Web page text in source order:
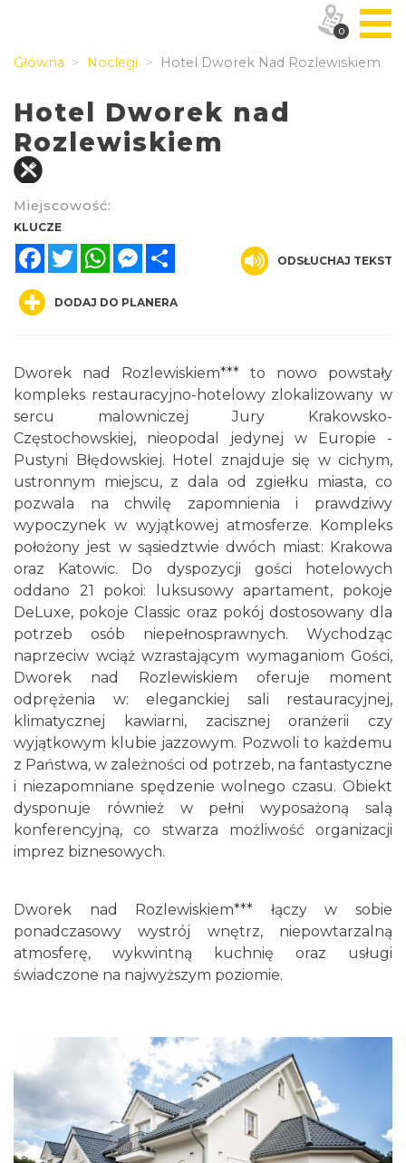
Główna Noclegi Hotel Dworek Nad Rozlewiskiem
Hotel Dworek nad
Rozlewiskiem
Miejscowość:
KLUCZE
FacebookTwitterWhatsAppMessenger
ODSŁUCHAJ TEKST
DODAJ DO PLANERA
Dworek nad Rozlewiskiem*** to nowo powstały
kompleks restauracyjno-hotelowy zlokalizowany w
sercu malowniczej Jury Krakowsko-
Częstochowskiej, nieopodal jedynej w Europie -
Pustyni Błędowskiej. Hotel znajduje się w cichym,
ustronnym miejscu, z dala od zgiełku miasta, co
pozwala na chwilę zapomnienia i prawdziwy
wypoczynek w wyjątkowej atmosferze. Kompleks
położony jest w sąsiedztwie dwóch miast: Krakowa
oraz Katowic. Do dyspozycji gości hotelowych
oddano 21 pokoi: luksusowy apartament, pokoje
DeLuxe, pokoje Classic oraz pokój dostosowany dla
potrzeb osób niepełnosprawnych. Wychodząc
naprzeciw wciąż wzrastającym wymaganiom Gości,
Dworek nad Rozlewiskiem oferuje moment
odprężenia w: eleganckiej sali restauracyjnej,
klimatycznej kawiarni, zacisznej oranżerii czy
wyjątkowym klubie jazzowym. Pozwoli to każdemu
z Państwa, w zależności od potrzeb, na fantastyczne
i niezapomniane spędzenie wolnego czasu. Obiekt
dysponuje również w pełni wyposażoną salą
konferencyjną, co stwarza możliwość organizacji
imprez biznesowych.
Dworek nad Rozlewiskiem*** łączy w sobie
ponadczasowy wystrój wnętrz, niepowtarzalną
atmosferę, wykwintną kuchnię oraz usługi
świadczone na najwyższym poziomie.
0